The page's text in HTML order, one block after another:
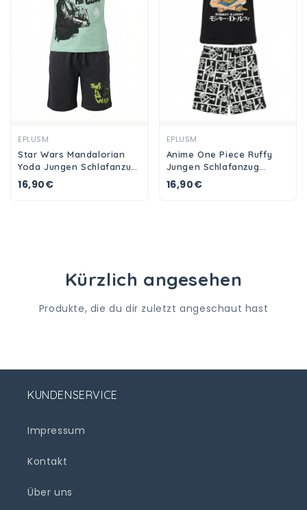
EPLUSM
Star Wars Mandalorian
Yoda Jungen Schlafanzug
Pyjama Shirt Shorts
16,90€
EPLUSM
Anime One Piece Ruffy
Jungen Schlafanzug
Pyjama Shirt Shorts
16,90€
Kürzlich angesehen
Produkte, die du dir zuletzt angeschaut hast
KUNDENSERVICE
Impressum
Kontakt
Über uns